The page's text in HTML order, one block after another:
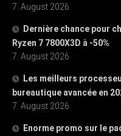
7. August 2026
Dernière chance pour
Ryzen 7 7800X3D à -50%
7. August 2026
Les meilleurs
bureautique avancée en
7. August 2026
Enorme promo sur le